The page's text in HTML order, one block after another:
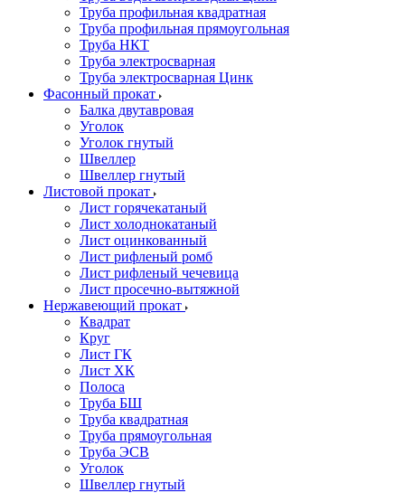
Труба профильная квадратная
Труба профильная прямоугольная
Труба НКТ
Труба электросварная
Труба электросварная Цинк
Фасонный прокат
Балка двутавровая
Уголок
Уголок гнутый
Швеллер
Швеллер гнутый
Листовой прокат
Лист горячекатаный
Лист холоднокатаный
Лист оцинкованный
Лист рифленый ромб
Лист рифленый чечевица
Лист просечно-вытяжной
Нержавеющий прокат
Квадрат
Круг
Лист ГК
Лист ХК
Полоса
Труба БШ
Труба квадратная
Труба прямоугольная
Труба ЭСВ
Уголок
Швеллер гнутый